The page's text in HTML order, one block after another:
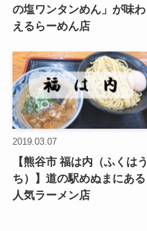
の塩ワンタンめん」が味わ
えるらーめん店
2019.03.07
【熊谷市 福は内（ふくはう
ち）】道の駅めぬまにある
人気ラーメン店